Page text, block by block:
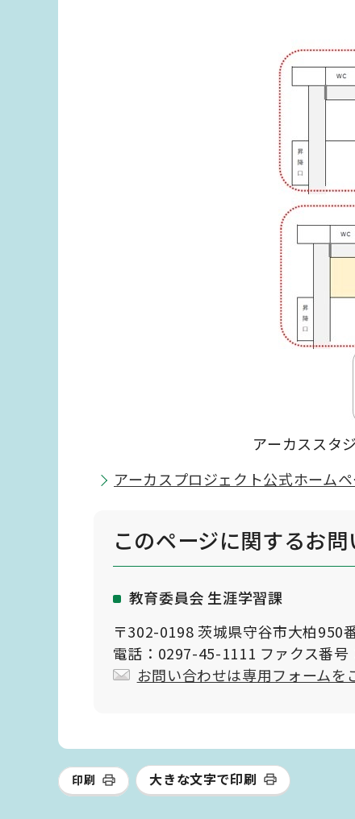
アーカススタ
アーカスプロジェクト公式ホーム
このページに関するお問
教育委員会 生涯学習課
〒302-0198 茨城県守谷市大柏950
電話：0297-45-1111 ファクス番
お問い合わせは専用フォームを
印刷 大きな文字で印刷